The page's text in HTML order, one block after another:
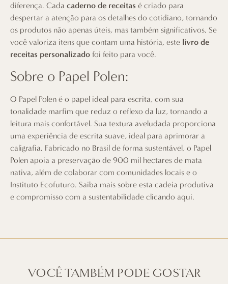
diferença. Cada caderno de receitas é criado para
despertar a atenção para os detalhes do cotidiano, tornando
os produtos não apenas úteis, mas também significativos. Se
você valoriza itens que contam uma história, este livro de
receitas personalizado foi feito para você.
Sobre o Papel Polen:
O Papel Polen é o papel ideal para escrita, com sua
tonalidade marfim que reduz o reflexo da luz, tornando a
leitura mais confortável. Sua textura aveludada proporciona
uma experiência de escrita suave, ideal para aprimorar a
caligrafia. Fabricado no Brasil de forma sustentável, o Papel
Polen apoia a preservação de 900 mil hectares de mata
nativa, além de colaborar com comunidades locais e o
Instituto Ecofuturo. Saiba mais sobre esta cadeia produtiva
e compromisso com a sustentabilidade clicando aqui.
VOCÊ TAMBÉM PODE GOSTAR